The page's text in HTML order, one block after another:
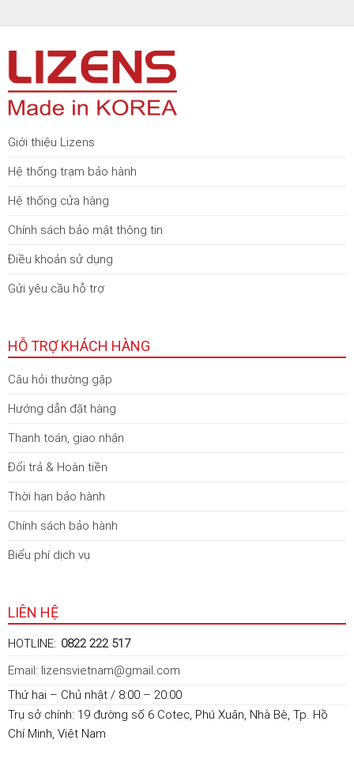
Giới thiệu Lizens
Hệ thống trạm bảo hành
Hệ thống cửa hàng
Chính sách bảo mật thông tin
Điều khoản sử dụng
Gửi yêu cầu hỗ trợ
HỖ TRỢ KHÁCH HÀNG
Câu hỏi thường gặp
Hướng dẫn đặt hàng
Thanh toán, giao nhận
Đổi trả & Hoàn tiền
Thời hạn bảo hành
Chính sách bảo hành
Biểu phí dịch vụ
LIÊN HỆ
HOTLINE: 0822 222 517
Email: lizensvietnam@gmail.com
Thứ hai – Chủ nhật / 8:00 – 20:00
Trụ sở chính: 19 đường số 6 Cotec, Phú Xuân, Nhà Bè, Tp. Hồ
Chí Minh, Việt Nam